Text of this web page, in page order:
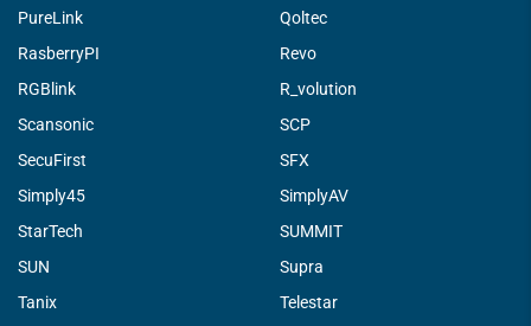
PureLink
Qoltec
RasberryPI
Revo
RGBlink
R_volution
Scansonic
SCP
SecuFirst
SFX
Simply45
SimplyAV
StarTech
SUMMIT
SUN
Supra
Tanix
Telestar